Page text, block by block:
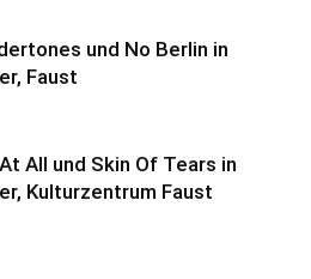
und No Berlin in
Faust
All und Skin Of Tears in
Kulturzentrum Faust